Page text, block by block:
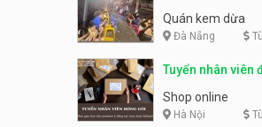
Quán kem dừa
Đà Nẵng
Tuyển nhân viên
fulltime
Shop online
Hà Nội